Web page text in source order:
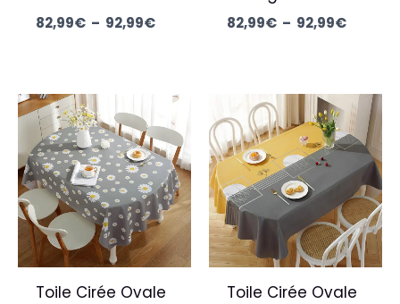
82,99€ – 92,99€ 82,99€ – 92,99€
Toile Cirée Ovale
Plage
de
prix :
57,99€
à
82,99€
Toile Cirée Ovale
Plage
de
prix :
57,99€
à
82,99€